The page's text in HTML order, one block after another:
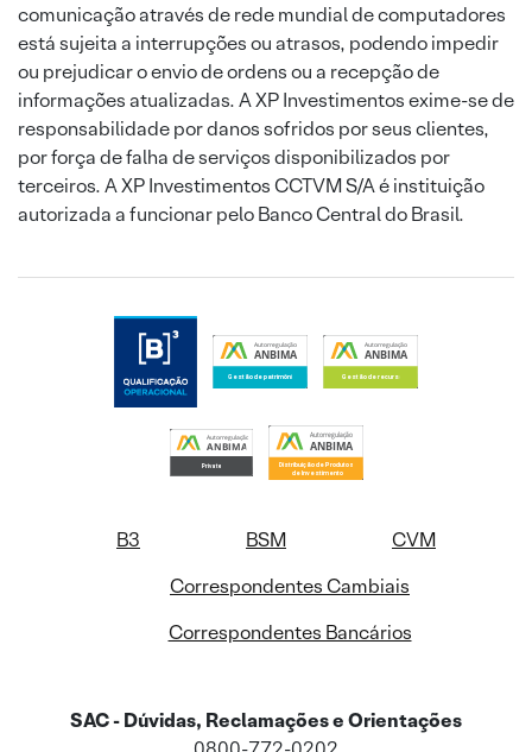
comunicação através de rede mundial de computadores
está sujeita a interrupções ou atrasos, podendo impedir
ou prejudicar o envio de ordens ou a recepção de
informações atualizadas. A XP Investimentos exime-se de
responsabilidade por danos sofridos por seus clientes,
por força de falha de serviços disponibilizados por
terceiros. A XP Investimentos CCTVM S/A é instituição
autorizada a funcionar pelo Banco Central do Brasil.
B3 BSM
CVM
Correspondentes Cambiais
Correspondentes Bancários
SAC - Dúvidas, Reclamações e Orientações